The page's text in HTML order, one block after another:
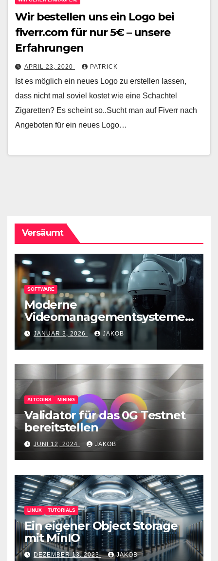
Wir bestellen uns ein Logo bei
fiverr.com für nur 5€ – unsere
Erfahrungen
APRIL 23, 2020 PATRICK
Ist es möglich ein neues Logo zu erstellen lassen,
dass nicht mal soviel kostet wie eine Schachtel
Zigaretten? Es scheint so..Sucht man auf Fiverr nach
Angeboten für ein neues Logo…
Versäumt
SOFTWARE
Moderne
Videomanagementsysteme
(VMS) – mehr als nur
Überwachungswerkzeuge
JANUAR 3, 2026 JAKOB
ALTCOINS MINING
Validator für das 0G Testnet
bereitstellen
JUNI 12, 2024 JAKOB
LINUX TUTORIALS
Ein eigener Object Storage
mit MinIO
DEZEMBER 13, 2023 JAKOB